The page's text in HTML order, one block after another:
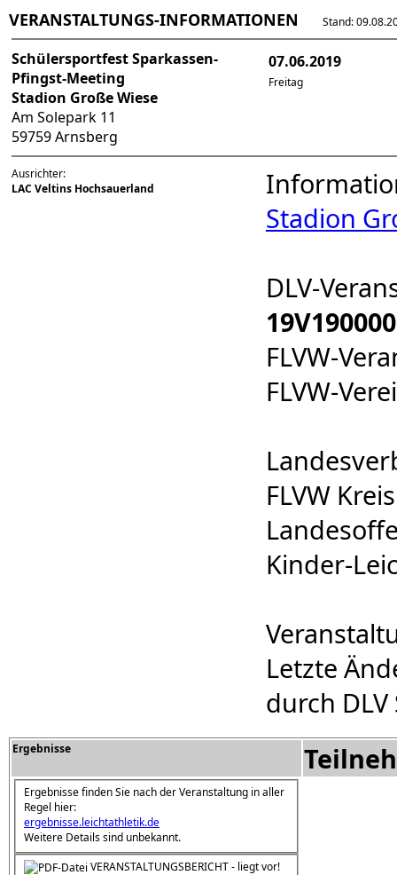
VERANSTALTUNGS-INFORMATIONEN Stand:
Schülersportfest Sparkassen-
Pfingst-Meeting
Stadion Große Wiese
Am Solepark 11
59759 Arnsberg
07.06.2019
Freitag
Ausrichter:
LAC Veltins Hochsauerland
Stadion
DLV-
FLVW-
FLVW-
FLVW
Kinder-
Letzte
durch
Ergebnisse
Ergebnisse finden Sie nach der Veranstaltung in aller
Regel hier:
ergebnisse.leichtathletik.de
Weitere Details sind unbekannt.
VERANSTALTUNGSBERICHT - liegt vor!